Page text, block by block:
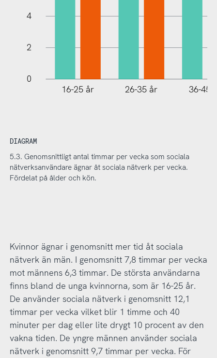
4
2
0
16-25 år 26-35 år 36-45
DIAGRAM
5.3. Genomsnittligt antal timmar per vecka som sociala
nätverksanvändare ägnar åt sociala nätverk per vecka.
Fördelat på ålder och kön.
Kvinnor ägnar i genomsnitt mer tid åt sociala
nätverk än män. I genomsnitt 7,8 timmar per vecka
mot männens 6,3 timmar. De största användarna
finns bland de unga kvinnorna, som är 16-25 år.
De använder sociala nätverk i genomsnitt 12,1
timmar per vecka vilket blir 1 timme och 40
minuter per dag eller lite drygt 10 procent av den
vakna tiden. De yngre männen använder sociala
nätverk i genomsnitt 9,7 timmar per vecka. För